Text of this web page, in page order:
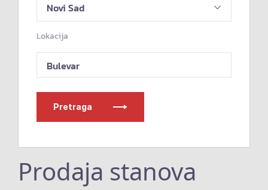
Lokacija
Bulevar
Pretraga
Prodaja stanova